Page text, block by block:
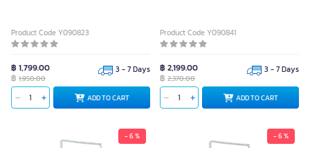
Product Code Y090823
฿ 1,799.00
฿ 1,950.00
3 - 7 Days
ADD TO CART
Product Code Y090841
฿ 2,199.00
฿ 2,370.00
3 - 7 Days
ADD TO CART
- 6 % - 6 %